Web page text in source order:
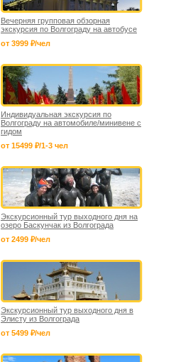
Вечерняя групповая обзорная
экскурсия по Волгограду на автобусе
от 3999 ₽/чел
Индивидуальная экскурсия по
Волгограду на автомобиле/минивене с
гидом
от 15499 ₽/1-3 чел
Экскурсионный тур выходного дня на
озеро Баскунчак из Волгограда
от 2499 ₽/чел
Экскурсионный тур выходного дня в
Элисту из Волгограда
от 5499 ₽/чел